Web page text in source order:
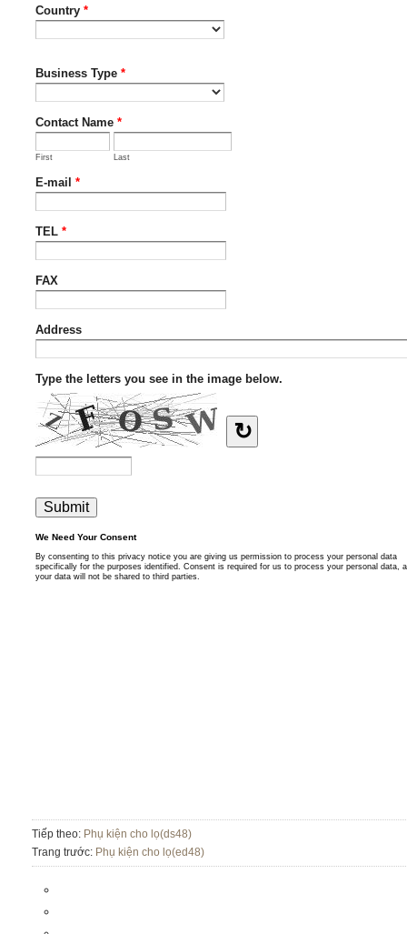
Tiếp theo: Phụ kiện cho lọ(ds48)
Trang trước: Phụ kiện cho lọ(ed48)